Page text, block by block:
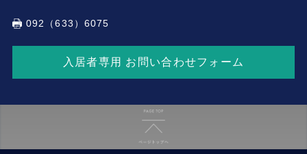
092（633）6075
入居者専用 お問い合わせフォーム